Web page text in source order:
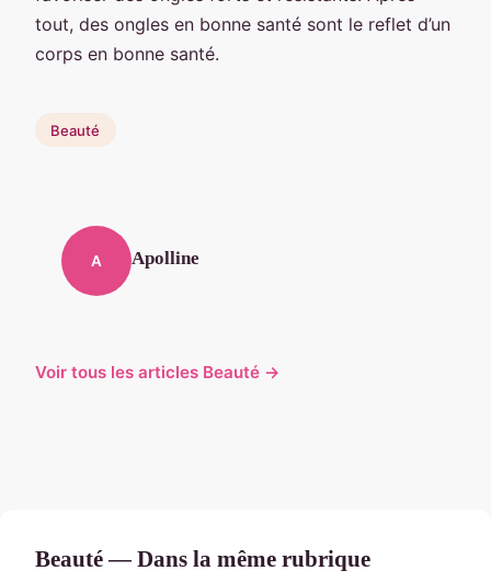
tout, des ongles en bonne santé sont le reflet d’un
corps en bonne santé.
Beauté
A Apolline
Voir tous les articles Beauté →
Beauté — Dans la même rubrique